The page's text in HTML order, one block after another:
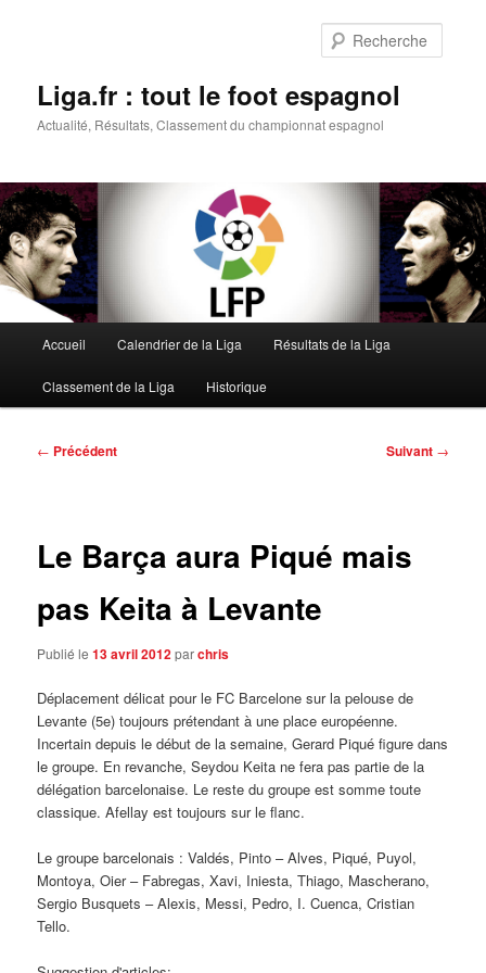
Liga.fr : tout le foot espagnol
Actualité, Résultats, Classement du championnat espagnol
principal
Accueil Calendrier de la Liga Résultats de la Liga
Classement de la Liga Historique
Navigation
← Précédent Suivant →
Le Barça aura Piqué mais
pas Keita à Levante
Publié le13 avril 2012parchris
Déplacement délicat pour le FC Barcelone sur la pelouse de
Levante (5e) toujours prétendant à une place européenne.
Incertain depuis le début de la semaine, Gerard Piqué figure dans
le groupe. En revanche, Seydou Keita ne fera pas partie de la
délégation barcelonaise. Le reste du groupe est somme toute
classique. Afellay est toujours sur le flanc.
Le groupe barcelonais : Valdés, Pinto – Alves, Piqué, Puyol,
Montoya, Oier – Fabregas, Xavi, Iniesta, Thiago, Mascherano,
Sergio Busquets – Alexis, Messi, Pedro, I. Cuenca, Cristian
Tello.